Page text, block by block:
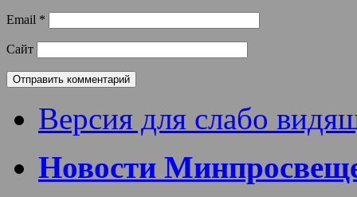
Email *
Сайт
Версия для слабо
Новости